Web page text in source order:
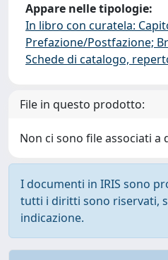
Appare nelle tipologie:
In libro con curatela:
Prefazione/Postfazione;
Schede di catalogo,
File in questo prodotto:
Non ci sono file associati
I documenti in IRIS sono
tutti i diritti sono riservati,
indicazione.